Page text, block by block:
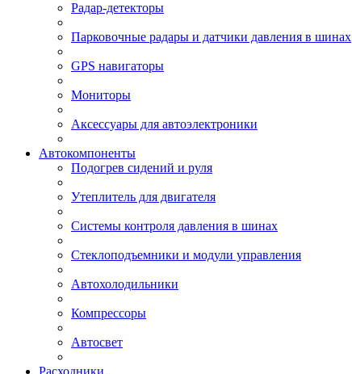
Радар-детекторы
Парковочные радары и датчики давления в шинах
GPS навигаторы
Мониторы
Аксессуары для автоэлектроники
Автокомпоненты
Подогрев сидений и руля
Утеплитель для двигателя
Системы контроля давления в шинах
Стеклоподъемники и модули управления
Автохолодильники
Компрессоры
Автосвет
Расходники